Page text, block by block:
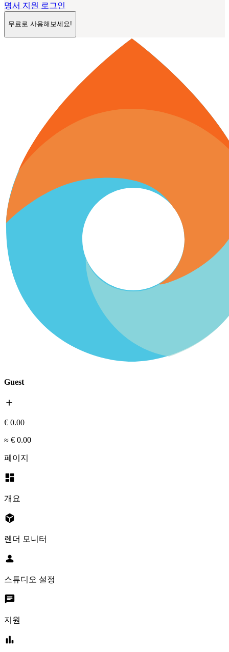
명서 지원 로그인
무료로 사용해보세요!
Guest
add
€ 0.00
≈ € 0.00
페이지
dashboard
개요
deployed_code
렌더 모니터
person
스튜디오 설정
chat
지원
bar_chart